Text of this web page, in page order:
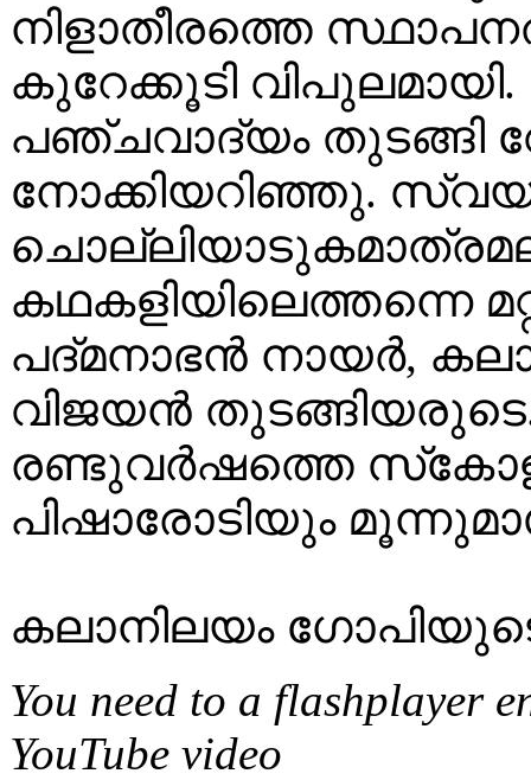
നിളാതീരത്തെ
കുറേക്കൂടി വിപുലമായി.
പഞ്ചവാദ്യം തുടങ്ങി
നോക്കിയറിഞ്ഞു.
കഥകളിയിലെത്തന്നെ
പദ്മനാഭൻ നായർ,
വിജയൻ
രണ്ടുവർഷത്തെ
പിഷാരോടിയും
കലാനിലയം
You need to a flashplayer
YouTube video